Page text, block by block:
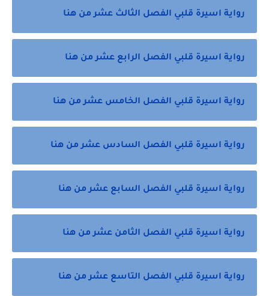
رواية اسيرة قلبي الفصل الثالث عشر من هنا
رواية اسيرة قلبي الفصل الرابع عشر من هنا
رواية اسيرة قلبي الفصل الخامس عشر من هنا
رواية اسيرة قلبي الفصل السادس عشر من هنا
رواية اسيرة قلبي الفصل السابع عشر من هنا
رواية اسيرة قلبي الفصل الثامن عشر من هنا
رواية اسيرة قلبي الفصل التاسع عشر من هنا